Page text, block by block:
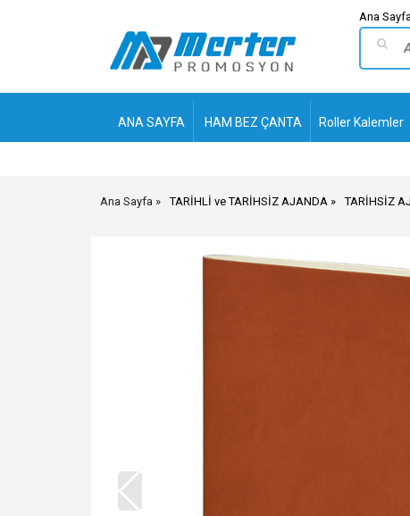
Ana
ANA SAYFA HAM BEZ ÇANTA Roller Kalemler
Ana Sayfa TARİHLİ ve TARİHSİZ AJANDA TARİHSİZ